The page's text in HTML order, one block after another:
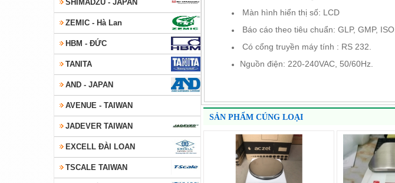
SHIMADZU - JAPAN
ZEMIC - Hà Lan
HBM - ĐỨC
TANITA
AND - JAPAN
AVENUE - TAIWAN
JADEVER TAIWAN
EXCELL ĐÀI LOAN
TSCALE TAIWAN
Màn hình hiển thị số: LCD
Báo cáo theo tiêu chuẩn: GLP, GMP, ISO.
Có cổng truyền máy tính : RS 232.
Nguồn điện: 220-240VAC, 50/60Hz.
SẢN PHẨM CÚNG LOẠI